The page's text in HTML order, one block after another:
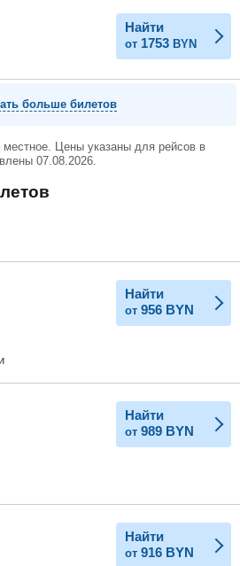
Найти
от 1753 BYN
больше билетов
Цены указаны для рейсов в
07.08.2026.
Найти
от 956 BYN
Найти
от 989 BYN
Найти
от 916 BYN